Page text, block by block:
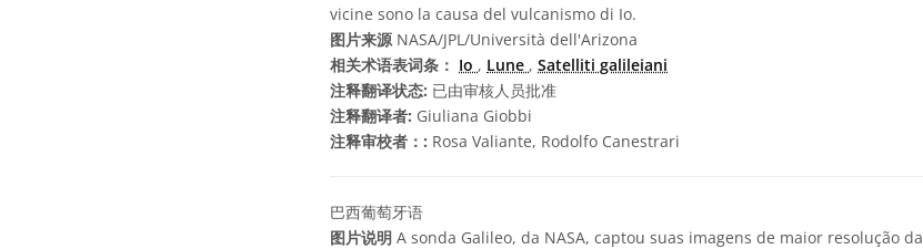
vicine sono la causa del vulcanismo di Io.
图片来源NASA/JPL/Università dell'Arizona
相关术语表词条： Io , Lune , Satelliti galileiani
注释翻译状态: 已由审核人员批准
注释翻译者: Giuliana Giobbi
注释审校者：: Rosa Valiante, Rodolfo Canestrari
巴西葡萄牙语
图片说明 A sonda Galileo, da NASA, captou suas imagens de maior resolução